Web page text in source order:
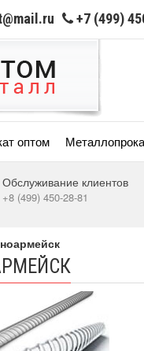
+7 (499)
оптом
Обслуживание клиентов
+8 (499) 450-28-81